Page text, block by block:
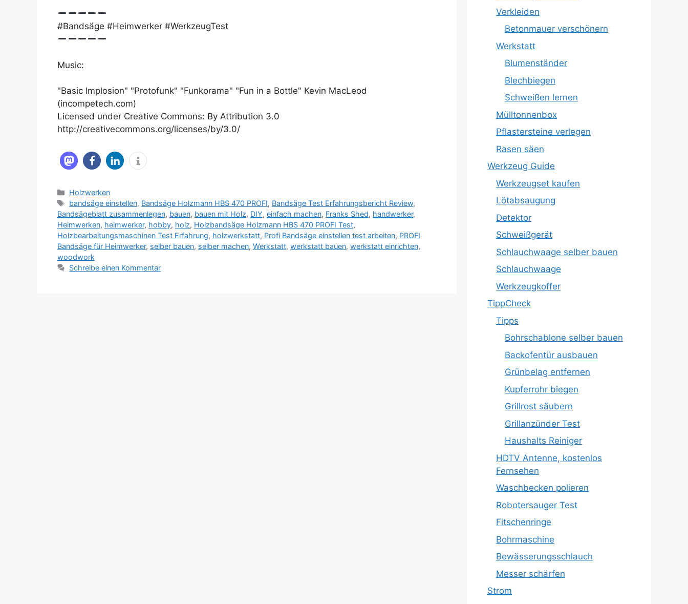
#Bandsäge #Heimwerker #WerkzeugTest
Music:
"Basic Implosion" "Protofunk" "Funkorama" "Fun in a Bottle" Kevin MacLeod
(incompetech.com)
Licensed under Creative Commons: By Attribution 3.0
http://creativecommons.org/licenses/by/3.0/
Kategorien
Holzwerken
Schlagwörter
bandsäge einstellen, Bandsäge Holzmann HBS 470 PROFI, Bandsäge Test Erfahrungsbericht Review,
Bandsägeblatt zusammenlegen, bauen, bauen mit Holz, DIY, einfach machen, Franks Shed, handwerker,
Heimwerken, heimwerker, hobby, holz, Holzbandsäge Holzmann HBS 470 PROFI Test,
Holzbearbeitungsmaschinen Test Erfahrung, holzwerkstatt, Profi Bandsäge einstellen test arbeiten, PROFI
Bandsäge für Heimwerker, selber bauen, selber machen, Werkstatt, werkstatt bauen, werkstatt einrichten,
woodwork
Schreibe einen Kommentar
Verkleiden
Betonmauer verschönern
Werkstatt
Blumenständer
Blechbiegen
Schweißen lernen
Mülltonnenbox
Pflastersteine verlegen
Rasen säen
Werkzeug Guide
Werkzeugset kaufen
Lötabsaugung
Detektor
Schweißgerät
Schlauchwaage selber bauen
Schlauchwaage
Werkzeugkoffer
TippCheck
Tipps
Bohrschablone selber bauen
Backofentür ausbauen
Grünbelag entfernen
Kupferrohr biegen
Grillrost säubern
Grillanzünder Test
Haushalts Reiniger
HDTV Antenne, kostenlos
Fernsehen
Waschbecken polieren
Robotersauger Test
Fitschenringe
Bohrmaschine
Bewässerungsschlauch
Messer schärfen
Strom